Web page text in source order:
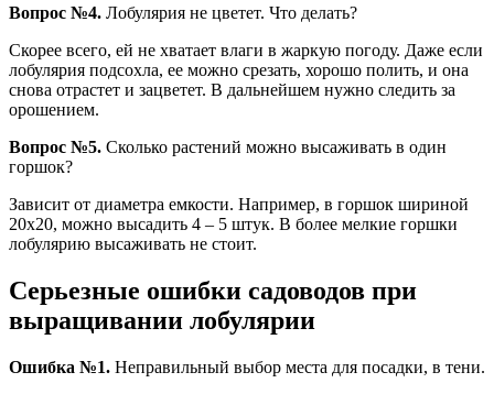
Вопрос №4. Лобулярия не цветет. Что делать?
Скорее всего, ей не хватает влаги в жаркую погоду. Даже если
лобулярия подсохла, ее можно срезать, хорошо полить, и она
снова отрастет и зацветет. В дальнейшем нужно следить за
орошением.
Вопрос №5. Сколько растений можно высаживать в один
горшок?
Зависит от диаметра емкости. Например, в горшок шириной
20х20, можно высадить 4 – 5 штук. В более мелкие горшки
лобулярию высаживать не стоит.
Серьезные ошибки садоводов при
выращивании лобулярии
Ошибка №1. Неправильный выбор места для посадки, в тени.